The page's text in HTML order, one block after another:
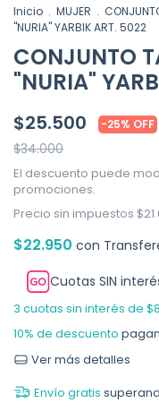
Inicio . MUJER .
"NURIA" YARBIK ART. 5022
CONJUNTO
"NURIA"
$25.500 -25% OFF
$34.000
El descuento puede
promociones.
Precio sin impuestos
$22.950 con
Cuotas SIN
3 cuotas sin interés de
10% de descuento
Ver más detalles
Envío gratis